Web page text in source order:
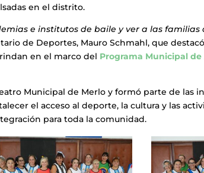
en el distrito.
e institutos de baile y ver a las
de Deportes, Mauro Schmahl, que
en el marco del Programa Municipal
Municipal de Merlo y formó parte de las
el acceso al deporte, la cultura y las
para toda la comunidad.